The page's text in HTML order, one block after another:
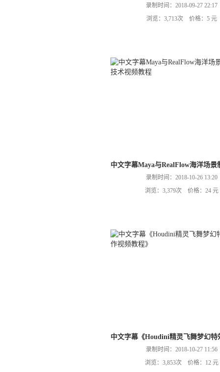
录制时间：2018-09-27 22:17
浏览：3,713次 价格：5 元
中文字幕Maya与RealFlow海洋场
录制时间：2018-10-26 13:20
浏览：3,379次 价格：24 元
中文字幕《Houdini精灵飞舞梦幻特
录制时间：2018-10-27 11:56
浏览：3,853次 价格：12 元